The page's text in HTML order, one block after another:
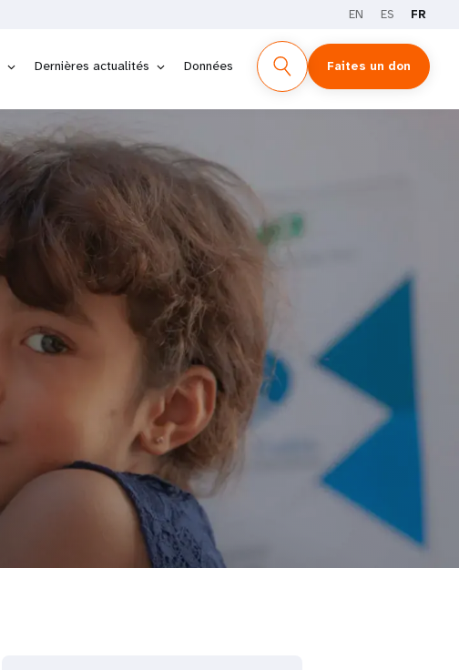
EN ES FR
Dernières actualités Données Faites un don